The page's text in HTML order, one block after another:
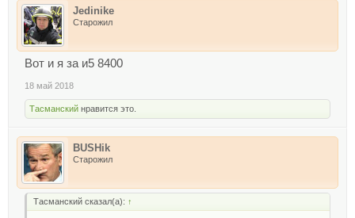
Jedinike
Старожил
Вот и я за и5 8400
18 май 2018
Тасманский нравится это.
BUSHik
Старожил
Тасманский сказал(а): ↑